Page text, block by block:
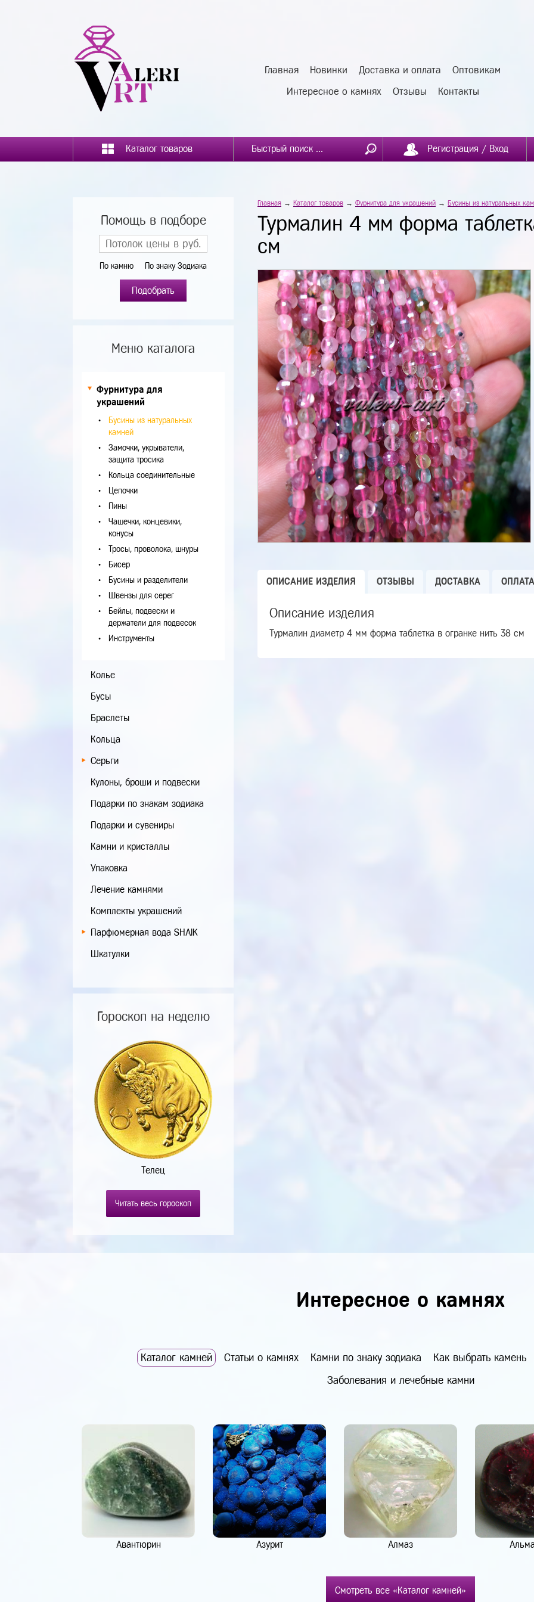
Главная Новинки Доставка и оплата Оптовикам
Интересное о камнях Отзывы Контакты
Каталог товаров Регистрация / Вход
Помощь в подборе
По камню По знаку Зодиака
Подобрать
Меню каталога
Фурнитура для
украшений
Бусины из натуральных
камней
Замочки, укрыватели,
защита тросика
Кольца соединительные
Цепочки
Пины
Чашечки, концевики,
конусы
Тросы, проволока, шнуры
Бисер
Бусины и разделители
Швензы для серег
Бейлы, подвески и
держатели для подвесок
Инструменты
Колье
Бусы
Браслеты
Кольца
Серьги
Кулоны, броши и подвески
Подарки по знакам зодиака
Подарки и сувениры
Камни и кристаллы
Упаковка
Лечение камнями
Комплекты украшений
Парфюмерная вода SHAIK
Шкатулки
Гороскоп на неделю
Телец
Читать весь гороскоп
Главная → Каталог товаров → Фурнитура для украшений → Бусины из натуральных
Турмалин 4 мм форма
см
ОПИСАНИЕ ИЗДЕЛИЯ ОТЗЫВЫ ДОСТАВКА ОПЛАТА
Описание изделия
Турмалин диаметр 4 мм форма таблетка в огранке нить 38 см
Интересное о камнях
Каталог камней Статьи о камнях Камни по знаку зодиака Как выбрать камень
Заболевания и лечебные камни
Авантюрин Азурит Алмаз
Смотреть все «Каталог камней»